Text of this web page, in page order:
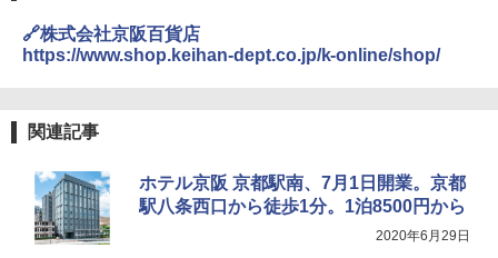
A09 地球の歩き方 イタリア 2026～2027 地
ENDLESS BASE 《めざましテレビで紹介》
テント ワンタッチ RENEW 幅200 2-3人用 43
500002(88859)
広げるだけ パッとサッとテント ブラックコ
ーティング フルクローズ メッシュ 3-4人用
付き ヒグマ・イノシシ対策 自治体・教育機
関の購入実績 登山・キャンプ・アウトドア・
防災用品 長期保存可能 緊急時用 日本国内発
DEWEL パラソル 大型 ビーチ アウトドアパ
ラソル ガーデン サイトシート付 折りたたみ
🔗株式会社京阪百貨店
https://www.shop.keihan-dept.co.jp/k-online/shop/
関連記事
ホテル京阪 京都駅南、7月1日開業。京都
駅八条西口から徒歩1分。1泊8500円から
2020年6月29日